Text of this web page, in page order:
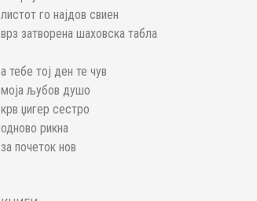
листот го најдов свиен
врз затворена шаховска табла
а тебе тој ден те чув
моја љубов душо
крв џигер сестро
одново рикна
за почеток нов